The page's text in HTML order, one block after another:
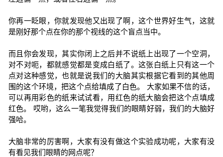
你再一眨眼，你就发现他又出现了啊，这个世界好生气，这就
是刚好那个点在你的那个视线的这个盲点当中。
而且你会发现，其实你闭上之后并不说纸上出现了一个空洞，
对不对呃，都就感觉都是变成白纸了。这张白纸上只有这一个
点对这种感觉，也就是说我们的大脑其实根据它看到的其他周
围的这个环境，把这个点给填成了白色。 大家如果不信的话，
可以再用彩色的纸来试试看，用红色的纸大脑会把这个点填成
红色。 哎哟，这么一笔我觉得我们的眼睛好弱，我们的大脑好
强哈。
大脑非常的厉害啊，大家有没有做这个实验成功呢，大家有没
有看见我们眼睛的网点呢？